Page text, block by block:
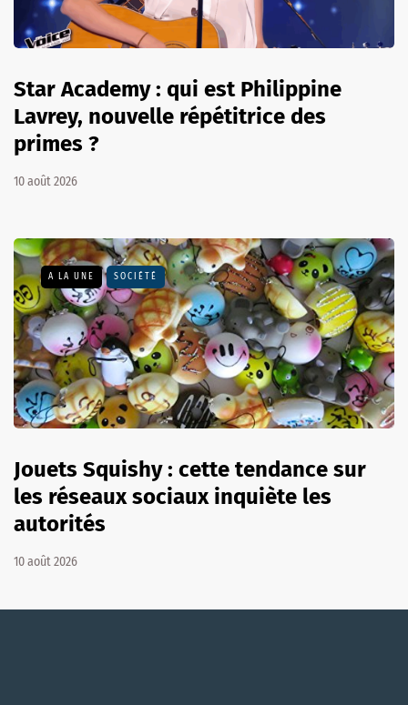
Star Academy : qui est Philippine
Lavrey, nouvelle répétitrice des
primes ?
10 août 2026
A LA UNE SOCIÉTÉ
Jouets Squishy : cette tendance sur
les réseaux sociaux inquiète les
autorités
10 août 2026